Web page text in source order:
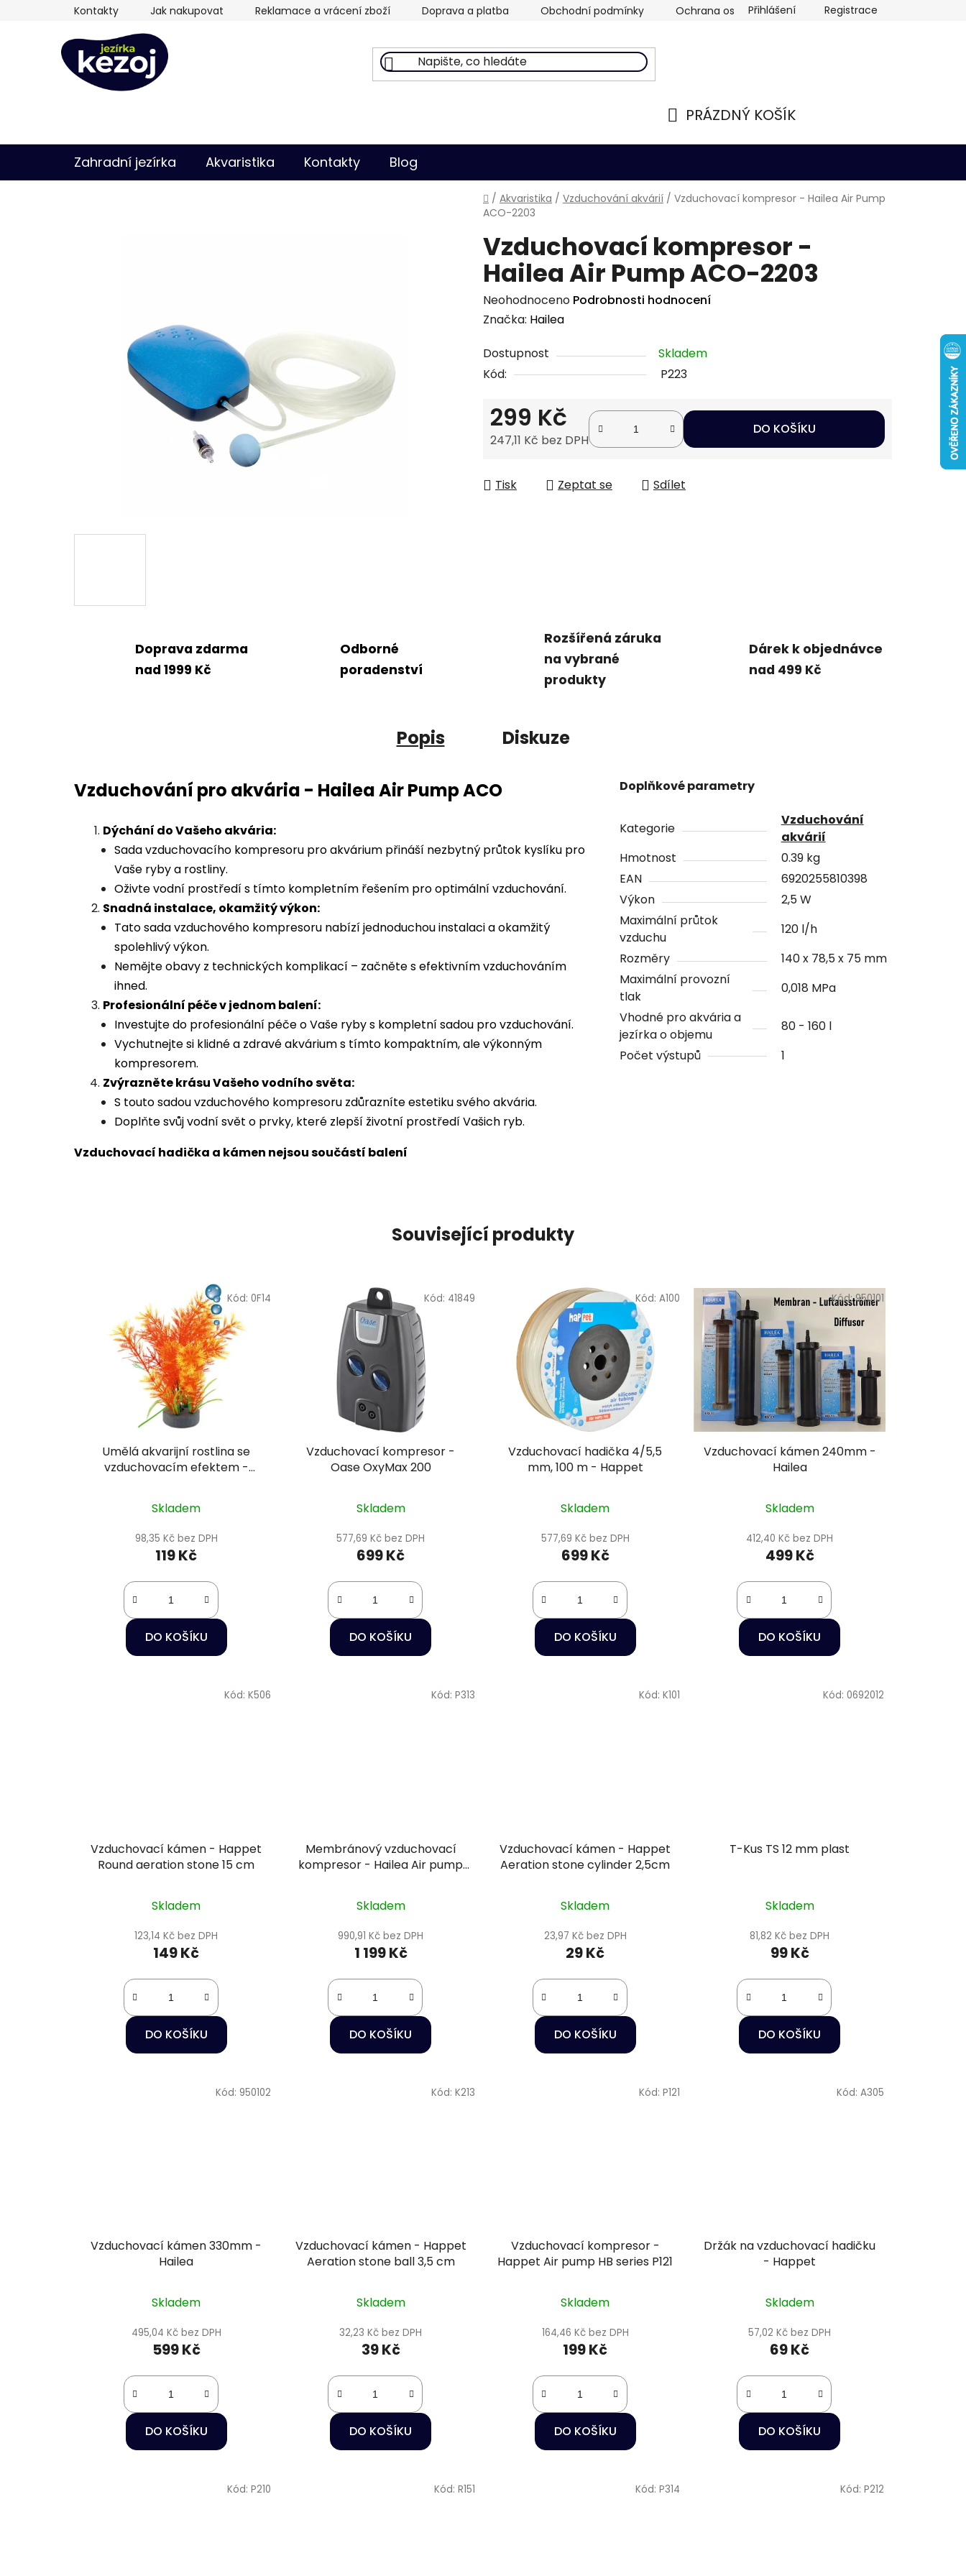
Kontakty Jak nakupovat Reklamace a vrácení zboží Doprava a platba Obchodní podmínky Ochrana osobních údajů
Přihlášení Registrace
PRÁZDNÝ KOŠÍK
Zahradní jezírka Akvaristika Kontakty Blog
Domů
/ Akvaristika / Vzduchování akvárií / Vzduchovací kompresor - Hailea Air Pump
ACO-2203
Vzduchovací kompresor -
Hailea Air Pump ACO-2203
Průměrné
hodnocení
je
0,0
hvězdiček.
Neohodnoceno Podrobnosti hodnocení
Značka: Hailea
Dostupnost
Skladem
Kód:
P223
299 Kč
247,11 Kč bez DPH
DO KOŠÍKU
Tisk Zeptat se Sdílet
Doprava zdarma
nad 1999 Kč
Odborné
poradenství
Rozšířená záruka
na vybrané
produkty
Dárek k objednávce
nad 499 Kč
Popis Diskuze
Vzduchování pro akvária - Hailea Air Pump ACO
Dýchání do Vašeho akvária:
Sada vzduchovacího kompresoru pro akvárium přináší nezbytný průtok kyslíku pro
Vaše ryby a rostliny.
Oživte vodní prostředí s tímto kompletním řešením pro optimální vzduchování.
Snadná instalace, okamžitý výkon:
Tato sada vzduchového kompresoru nabízí jednoduchou instalaci a okamžitý
spolehlivý výkon.
Nemějte obavy z technických komplikací – začněte s efektivním vzduchováním
ihned.
Profesionální péče v jednom balení:
Investujte do profesionální péče o Vaše ryby s kompletní sadou pro vzduchování.
Vychutnejte si klidné a zdravé akvárium s tímto kompaktním, ale výkonným
kompresorem.
Zvýrazněte krásu Vašeho vodního světa:
S touto sadou vzduchového kompresoru zdůrazníte estetiku svého akvária.
Doplňte svůj vodní svět o prvky, které zlepší životní prostředí Vašich ryb.
Vzduchovací hadička a kámen nejsou součástí balení
Doplňkové parametry
Kategorie
Vzduchování
akvárií
Hmotnost
0.39 kg
EAN
6920255810398
Výkon
2,5 W
Maximální průtok
vzduchu
120 l/h
Rozměry
140 x 78,5 x 75 mm
Maximální provozní
tlak
0,018 MPa
Vhodné pro akvária a
jezírka o objemu
80 - 160 l
Počet výstupů
1
Související produkty
Umělá akvarijní rostlina se
vzduchovacím efektem -
Skladem
98,35 Kč bez DPH
119 Kč
DO KOŠÍKU
Kód: 0F14
Vzduchovací kompresor -
Oase OxyMax 200
Skladem
577,69 Kč bez DPH
699 Kč
DO KOŠÍKU
Kód: 41849
Vzduchovací hadička 4/5,5
mm, 100 m - Happet
Skladem
577,69 Kč bez DPH
699 Kč
DO KOŠÍKU
Kód: A100
Vzduchovací kámen 240mm -
Hailea
Skladem
412,40 Kč bez DPH
499 Kč
DO KOŠÍKU
Kód:950101
Vzduchovací kámen - Happet
Round aeration stone 15 cm
Skladem
123,14 Kč bez DPH
149 Kč
DO KOŠÍKU
Kód: K506
Membránový vzduchovací
kompresor - Hailea Air pump
Skladem
990,91 Kč bez DPH
1 199 Kč
DO KOŠÍKU
Kód: P313
Vzduchovací kámen - Happet
Aeration stone cylinder 2,5cm
Skladem
23,97 Kč bez DPH
29 Kč
DO KOŠÍKU
Kód: K101
T-Kus TS 12 mm plast
Skladem
81,82 Kč bez DPH
99 Kč
DO KOŠÍKU
Kód: 0692012
Vzduchovací kámen 330mm -
Hailea
Skladem
495,04 Kč bez DPH
599 Kč
DO KOŠÍKU
Kód: 950102
Vzduchovací kámen - Happet
Aeration stone ball 3,5 cm
Skladem
32,23 Kč bez DPH
39 Kč
DO KOŠÍKU
Kód: K213
Vzduchovací kompresor -
Happet Air pump HB series P121
Skladem
164,46 Kč bez DPH
199 Kč
DO KOŠÍKU
Kód: P121
Držák na vzduchovací hadičku
- Happet
Skladem
57,02 Kč bez DPH
69 Kč
DO KOŠÍKU
Kód: A305
Kód: P210 Kód: R151 Kód: P314 Kód: P212